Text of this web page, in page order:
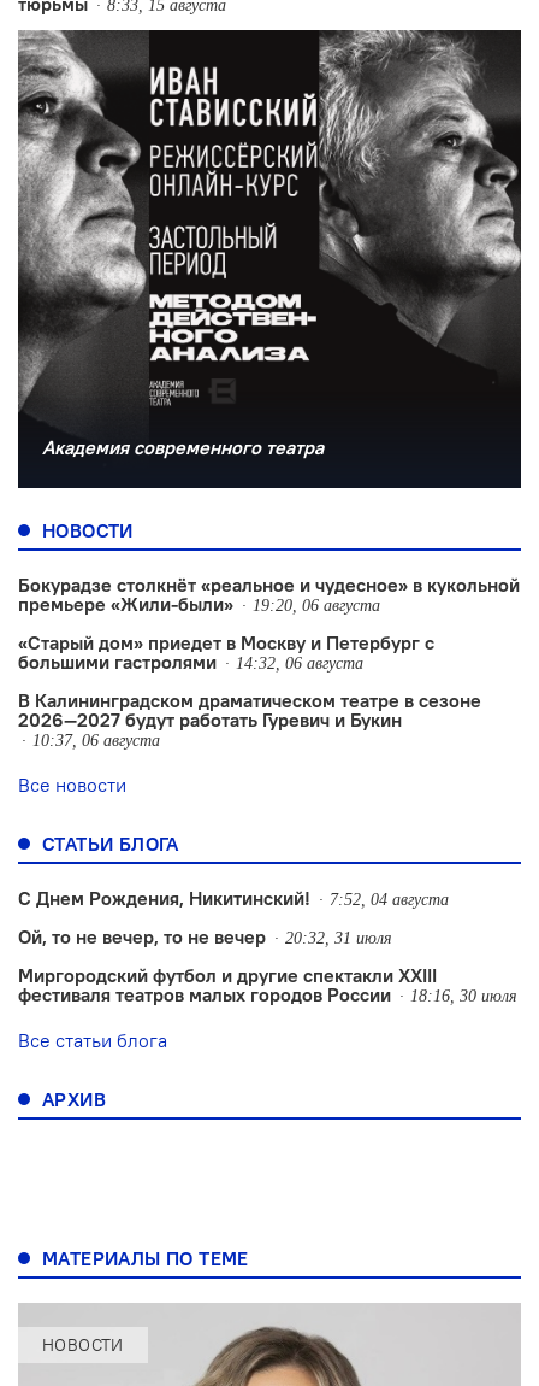
8:33, 15 августа
Академия современного театра
НОВОСТИ
Бокурадзе столкнëт «реальное и чудесное» в кукольной
премьере «Жили-были»
19:20, 06 августа
«Старый дом» приедет в Москву и Петербург с
большими гастролями
14:32, 06 августа
В Калининградском драматическом театре в сезоне
2026—2027 будут работать Гуревич и Букин
10:37, 06 августа
Все новости
СТАТЬИ БЛОГА
С Днем Рождения, Никитинский! 7:52, 04 августа
Ой, то не вечер, то не вечер 20:32, 31 июля
Миргородский футбол и другие спектакли XXIII
фестиваля театров малых городов России
18:16, 30 июля
Все статьи блога
АРХИВ
МАТЕРИАЛЫ ПО ТЕМЕ
НОВОСТИ